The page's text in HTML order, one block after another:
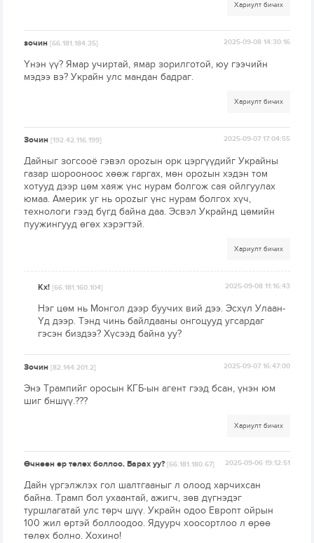
Хариулт бичих
зочин[66.181.184.35] 2025-09-08 14:30:16
Үнэн үү? Ямар учиртай, ямар зорилготой, юу гээчийн
мэдээ вэ? Украйн улс мандан бадраг.
Хариулт бичих
Зочин[192.42.116.199] 2025-09-07 17:04:55
Дайныг зогсооё гэвэл ороzын орк цэргүүдийг Украйны
газар шорооноос хөөж гаргах, мөн ороzын хэдэн том
хотууд дээр цөм хаяж үнс нурам болгож сая ойлгуулах
юмаа. Америк уг нь ороzыг үнс нурам болгох хүч,
технологи гээд бүгд байна даа. Эсвэл Украйнд цөмийн
пуужингууд өгөх хэрэгтэй.
Хариулт бичих
Кх![66.181.160.104] 2025-09-08 11:16:43
Нэг цөм нь Монгол дээр буучих вий дээ. Эсхүл Улаан-
Үд дээр. Тэнд чинь байлдааны онгоцууд угсардаг
гэсэн биздээ? Хүсээд байна уу?
Зочин[82.144.201.2] 2025-09-07 16:47:00
Энэ Трампийг оросын КГБ-ын агент гээд бсан, үнэн юм
шиг бншүү.???
Хариулт бичих
Өчнөөн өр төлөх боллоо. Барах уу?[66.181.180.67] 2025-09-06 19:12:51
Дайн үргэлжлэх гол шалтгааныг л олоод харчихсан
байна. Трамп бол ухаантай, ажигч, зөв дүгнэдэг
туршлагатай улс төрч шүү. Украйн одоо Европт ойрын
100 жил өртэй боллоодоо. Ядуурч хоосортлоо л өрөө
төлөх болно. Хохино!